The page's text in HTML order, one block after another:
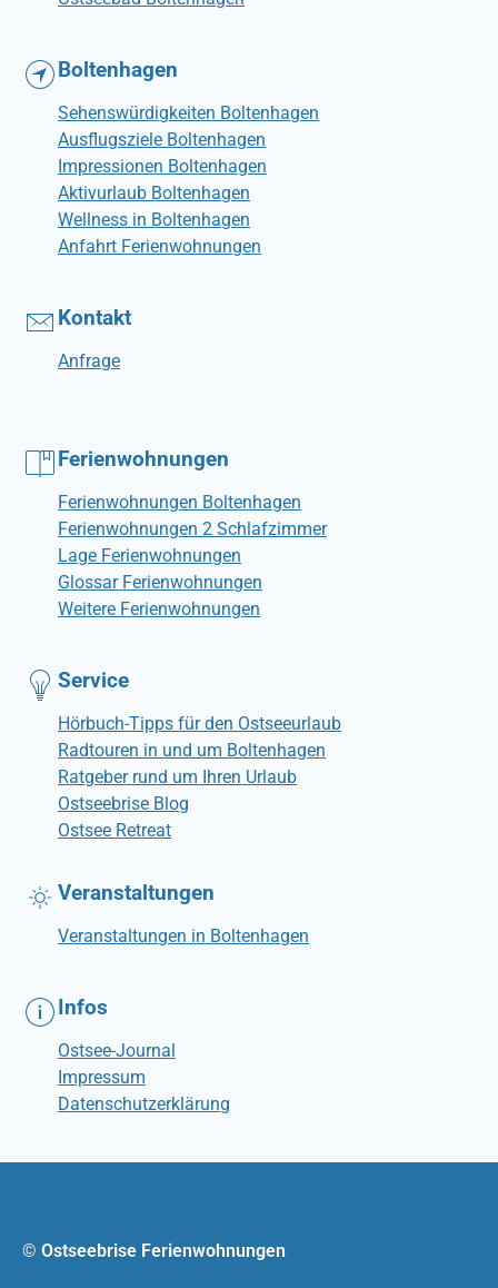
Boltenhagen
Sehenswürdigkeiten Boltenhagen
Ausflugsziele Boltenhagen
Impressionen Boltenhagen
Aktivurlaub Boltenhagen
Wellness in Boltenhagen
Anfahrt Ferienwohnungen
Kontakt
Anfrage
Ferienwohnungen
Ferienwohnungen Boltenhagen
Ferienwohnungen 2 Schlafzimmer
Lage Ferienwohnungen
Glossar Ferienwohnungen
Weitere Ferienwohnungen
Service
Hörbuch-Tipps für den Ostseeurlaub
Radtouren in und um Boltenhagen
Ratgeber rund um Ihren Urlaub
Ostseebrise Blog
Ostsee Retreat
Veranstaltungen
Veranstaltungen in Boltenhagen
Infos
Ostsee-Journal
Impressum
Datenschutzerklärung
© Ostseebrise Ferienwohnungen